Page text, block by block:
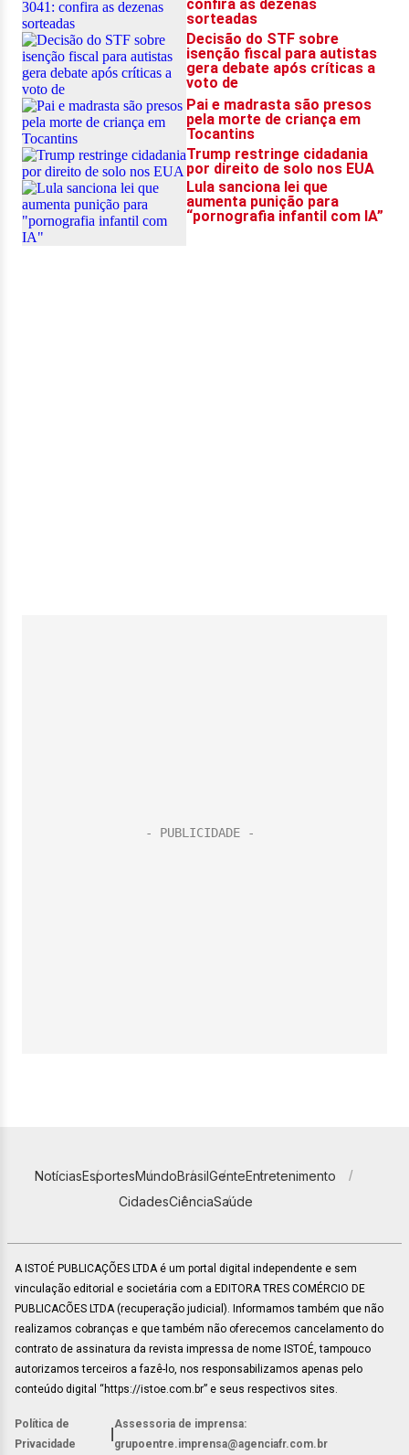
NotíciasEsportesMundoBrasilGenteEntretenimento
CidadesCiênciaSaúde
A ISTOÉ PUBLICAÇÕES LTDA é um portal digital independente e sem
vinculação editorial e societária com a EDITORA TRES COMÉRCIO DE
PUBLICACÕES LTDA (recuperação judicial). Informamos também que não
realizamos cobranças e que também não oferecemos cancelamento do
contrato de assinatura da revista impressa de nome ISTOÉ, tampouco
autorizamos terceiros a fazê-lo, nos responsabilizamos apenas pelo
conteúdo digital “https://istoe.com.br” e seus respectivos sites.
Política de
Privacidade
Assessoria de imprensa:
grupoentre.imprensa@agenciafr.com.br